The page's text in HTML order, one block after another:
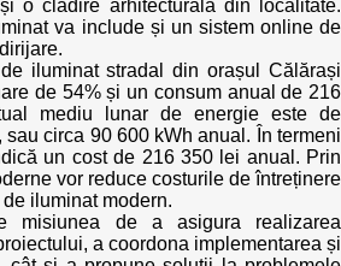
o clădire arhitecturală din localitate.
va include și un sistem online de
iluminat stradal din orașul Călărași
de 54% și un consum anual de 216
mediu lunar de energie este de
circa 90 600 kWh anual. În termeni
un cost de 216 350 lei anual. Prin
vor reduce costurile de întreținere
iluminat modern.
misiunea de a asigura realizarea
a coordona implementarea și